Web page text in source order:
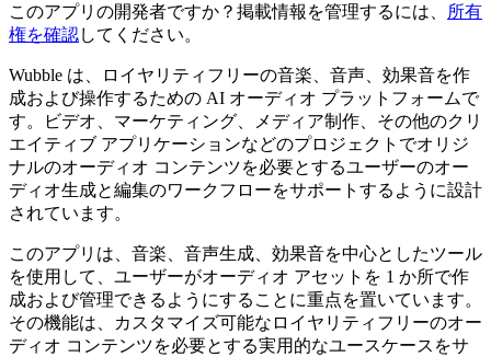
このアプリの開発者ですか？掲載情報を管理するには、
所有
権を確認してください。
Wubble は、ロイヤリティフリーの音楽、音声、効果音を作
成および操作するための AI オーディオ プラットフォームで
す。ビデオ、マーケティング、メディア制作、その他のクリ
エイティブ アプリケーションなどのプロジェクトでオリジ
ナルのオーディオ コンテンツを必要とするユーザーのオー
ディオ生成と編集のワークフローをサポートするように設計
されています。
このアプリは、音楽、音声生成、効果音を中心としたツール
を使用して、ユーザーがオーディオ アセットを 1 か所で作
成および管理できるようにすることに重点を置いています。
その機能は、カスタマイズ可能なロイヤリティフリーのオー
ディオ コンテンツを必要とする実用的なユースケースをサ